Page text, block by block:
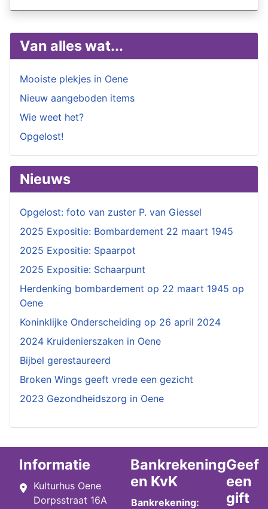
Van alles wat...
Mooiste plekjes in Oene
Nieuw aangeboden items
Wie weet het?
Opgelost!
Nieuws
Opgelost: foto van zuster P. van Giessel
2025 Expositie: Bombardement 22 maart 1945
2025 Expositie: Spaarpot
2025 Expositie: Schaarpunt
Herdenking bombardement op 22 maart 1945 op
Oene
Koninklijke Onderscheiding op 26 april 2024
2024 Kruidenierszaken in Oene
Bijbel gerestaureerd
Broken Wings geeft vrede een gezicht
2023 Gezondheidszorg in Oene
Informatie
Kulturhus Oene
Dorpsstraat 16A
Bankrekening
en KvK
Bankrekening:
Geef
een
gift